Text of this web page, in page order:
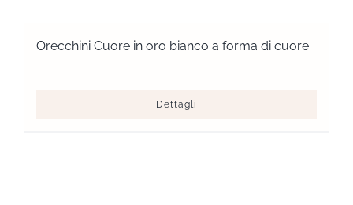
Orecchini Cuore in oro bianco a forma di cuore
Dettagli